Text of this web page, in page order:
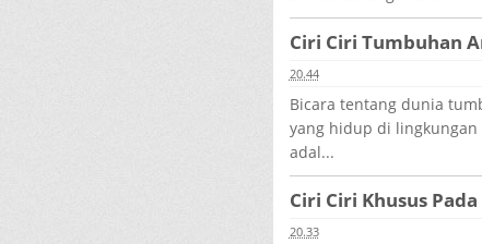
Ciri Ciri Tumbuhan
20.44
Bicara tentang dunia
yang hidup di
adal...
Ciri Ciri Khusus
20.33